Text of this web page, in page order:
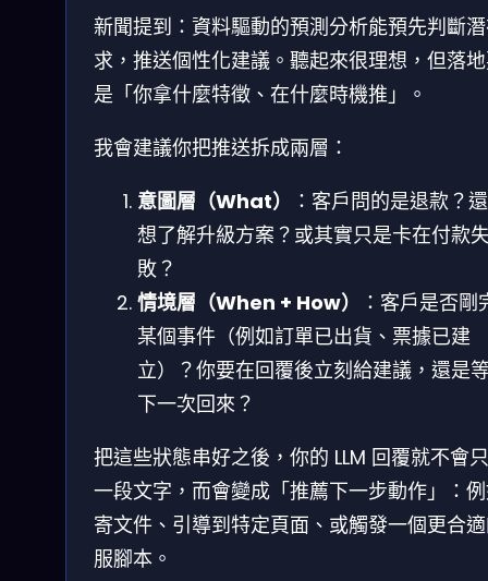
新聞提到：資料驅動的預測分析能預先判斷
求，推送個性化建議。聽起來很理想，但落
是「你拿什麼特徵、在什麼時機推」。
我會建議你把推送拆成兩層：
意圖層（What）
：客戶問的是退款？
想了解升級方案？或其實只是卡在付款
敗？
情境層（When + How）
：客戶是否剛
某個事件（例如訂單已出貨、票據已建
立）？你要在回覆後立刻給建議，還是
下一次回來？
把這些狀態串好之後，你的 LLM 回覆就不會
一段文字，而會變成「推薦下一步動作」：
寄文件、引導到特定頁面、或觸發一個更合
服腳本。